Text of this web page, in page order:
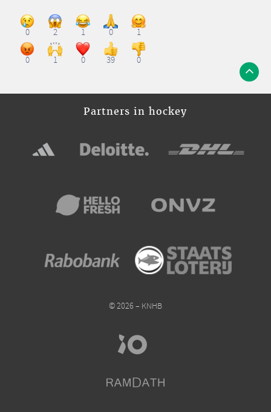
0 2 1 0 1
0 1 0 39 0
Partners in hockey
© 2026 – KNHB